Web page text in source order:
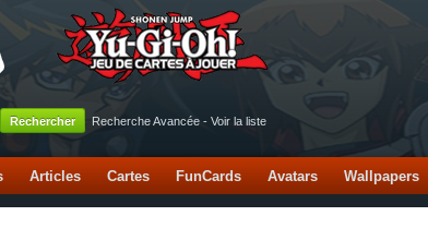
Recherche Avancée - Voir la liste
Articles Cartes FunCards Avatars Wallpapers